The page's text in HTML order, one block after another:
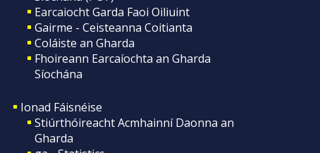
Earcaiocht Garda Faoi Oiliuint
Gairme - Ceisteanna Coitianta
Coláiste an Gharda
Fhoireann Earcaíochta an Gharda
Síochána
Ionad Fáisnéise
Stiúrthóireacht Acmhainní Daonna an
Gharda